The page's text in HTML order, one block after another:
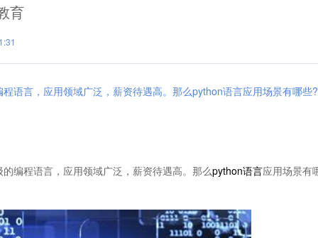
育
语言，应用领域广泛，薪资待遇高。那么python语言应用场景有哪些?
程语言，应用领域广泛，薪资待遇高。那么python语言应用场景有